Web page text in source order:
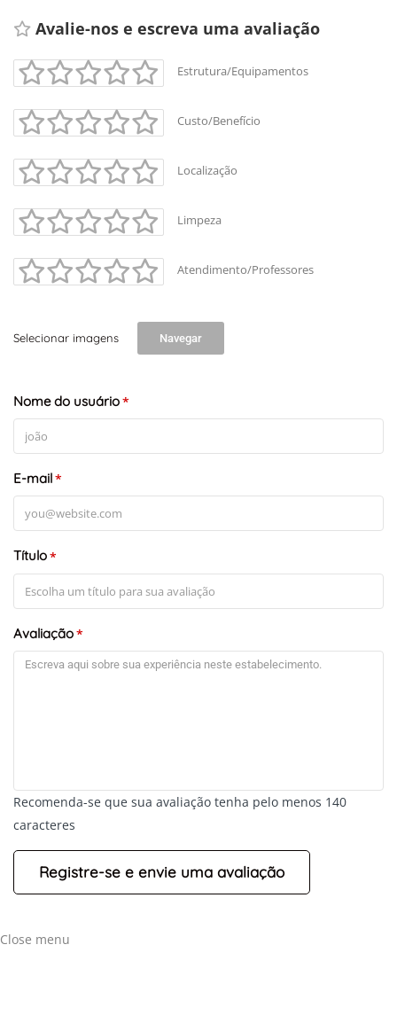
Leaflet
Avalie-nos e escreva uma avaliação
Estrutura/Equipamentos
Custo/Benefício
Localização
Limpeza
Atendimento/Professores
Selecionar imagens Navegar
Nome do usuário*
E-mail*
Título*
Avaliação*
Recomenda-se que sua avaliação tenha pelo menos 140
caracteres
Close menu